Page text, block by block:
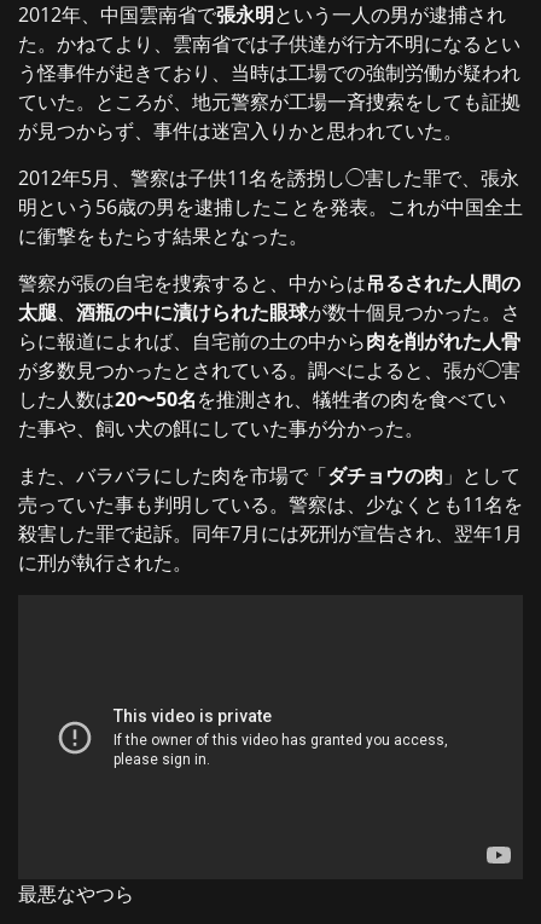
2012年、中国雲南省で張永明という一人の男が逮捕され
た。かねてより、雲南省では子供達が行方不明になるとい
う怪事件が起きており、当時は工場での強制労働が疑われ
ていた。ところが、地元警察が工場一斉捜索をしても証拠
が見つからず、事件は迷宮入りかと思われていた。
2012年5月、警察は子供11名を誘拐し◯害した罪で、張永
明という56歳の男を逮捕したことを発表。これが中国全土
に衝撃をもたらす結果となった。
警察が張の自宅を捜索すると、中からは吊るされた人間の
太腿、 酒瓶の中に漬けられた眼球が数十個見つかった。さ
らに報道によれば、自宅前の土の中から肉を削がれた人骨
が多数見つかったとされている。調べによると、張が◯害
した人数は20〜50名を推測され、犠牲者の肉を食べてい
た事や、飼い犬の餌にしていた事が分かった。
また、バラバラにした肉を市場で「ダチョウの肉 」として
売っていた事も判明している。警察は、少なくとも11名を
殺害した罪で起訴。同年7月には死刑が宣告され、翌年1月
に刑が執行された。
最悪なやつら